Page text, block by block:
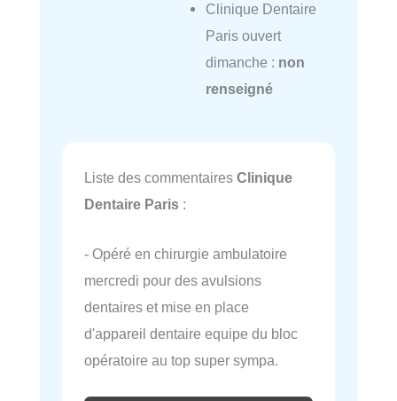
Clinique Dentaire
Paris ouvert
dimanche : non
renseigné
Liste des commentaires Clinique
Dentaire Paris :
- Opéré en chirurgie ambulatoire
mercredi pour des avulsions
dentaires et mise en place
d'appareil dentaire equipe du bloc
opératoire au top super sympa.